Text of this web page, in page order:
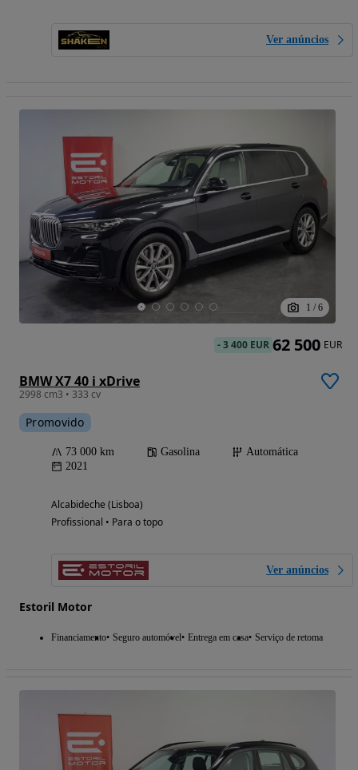
Ver anúncios
1 / 6
BMW X7 40 i xDrive
2998 cm3 • 333 cv
Promovido
73 000 km Gasolina
Automática
2021
Alcabideche (Lisboa)
Profissional • Para o topo
Ver anúncios
Estoril Motor
Financiamento Seguro automóvel Entrega em casa Serviço de retoma
-3 400 EUR 62 500 EUR